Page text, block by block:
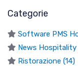
Categorie
Software PMS
News Hospitality
Ristorazione (14)